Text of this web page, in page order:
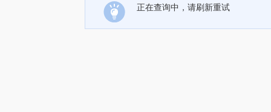
正在查询中，请刷新重试